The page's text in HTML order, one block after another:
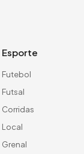
Esporte
Futebol
Futsal
Corridas
Local
Grenal